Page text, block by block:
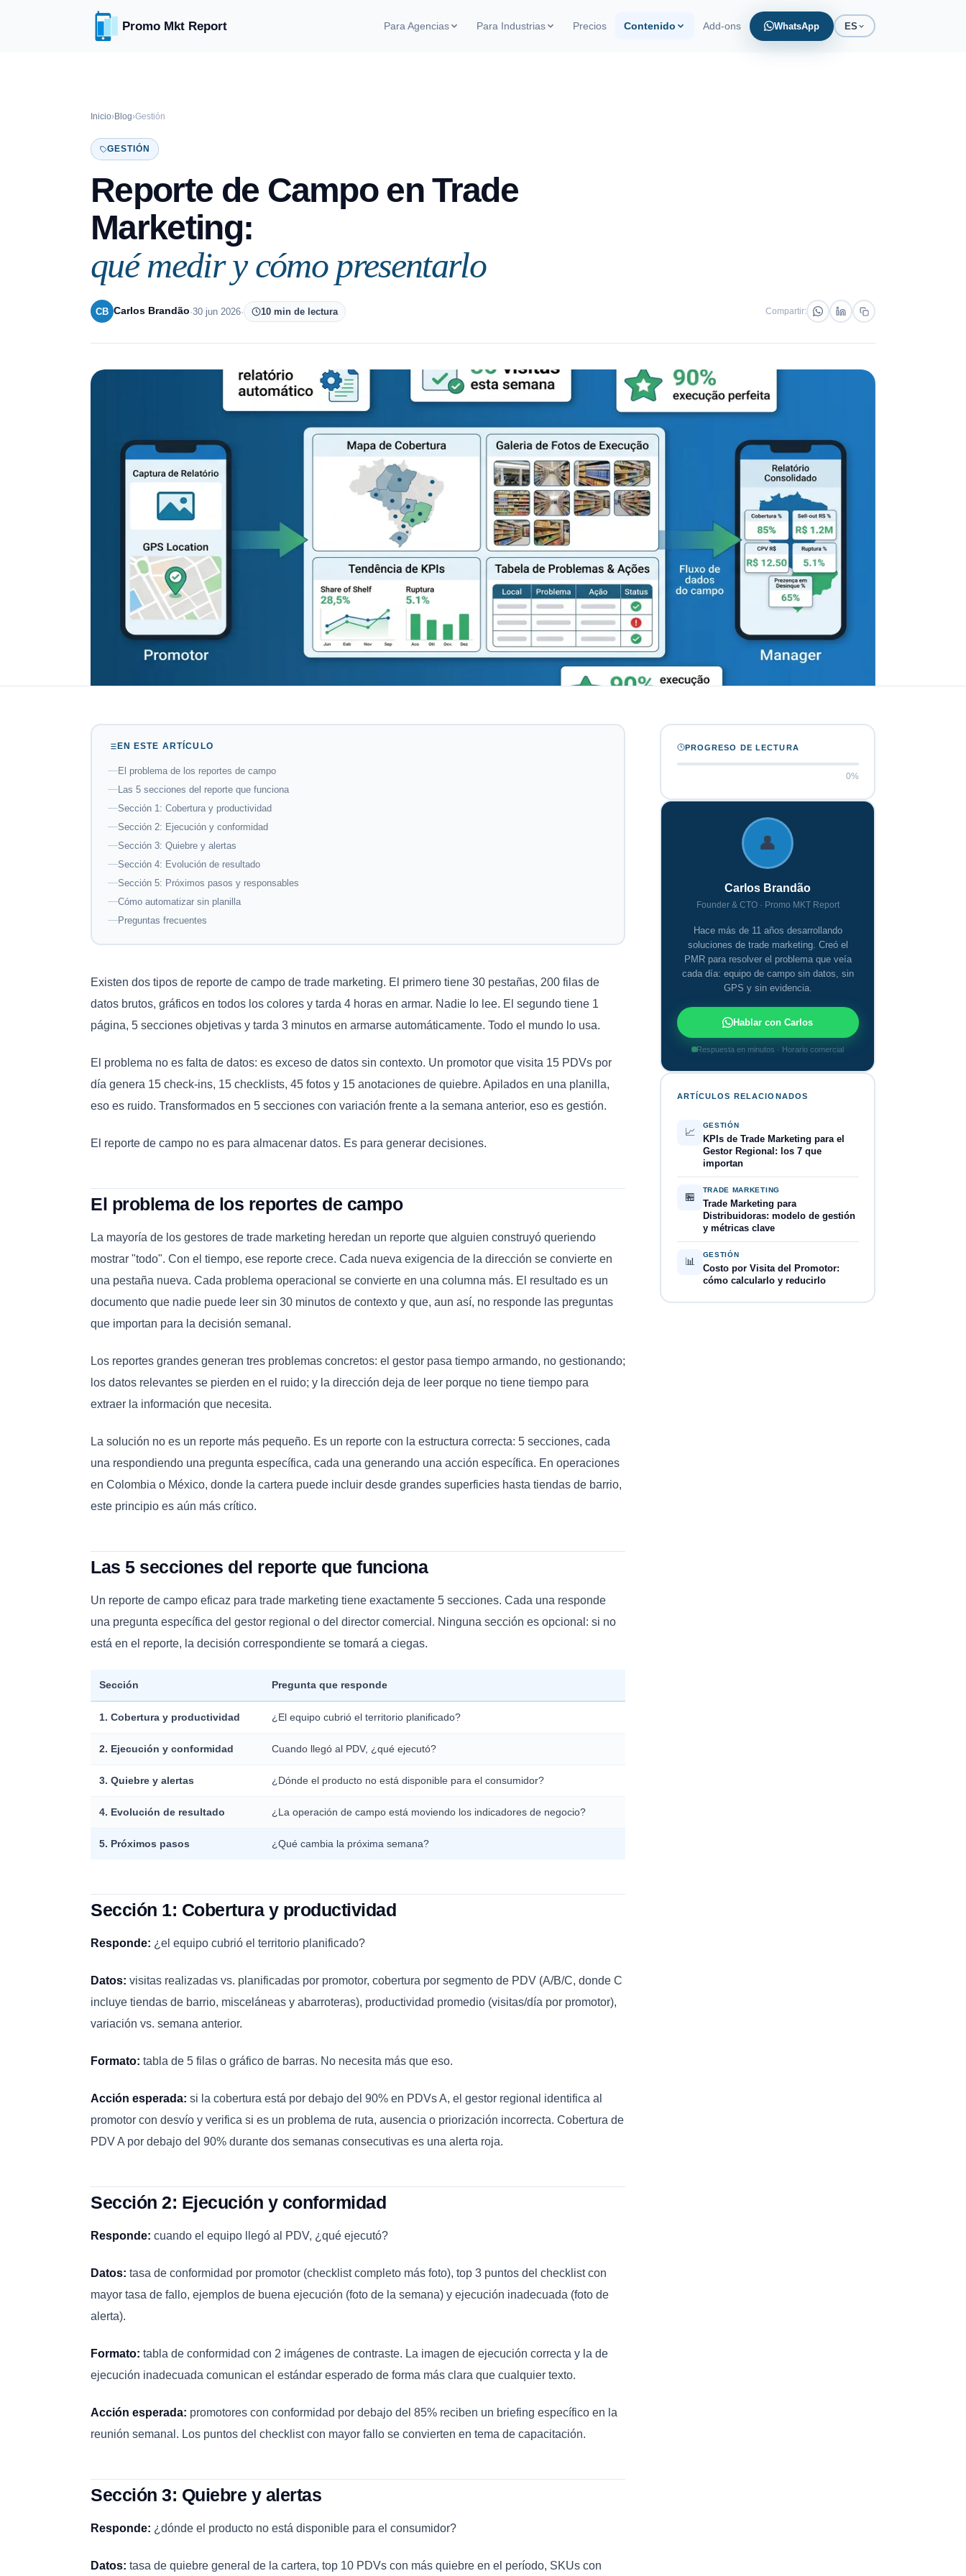
Promo Mkt Report Para Agencias
Resultados reales de operaciones
Para Industrias
Precio de competidor y quiebre en
tiempo real
Precios Contenido Add-ons WhatsApp ES
Inicio›Blog›Gestión
GESTIÓN
Reporte de Campo en Trade
Marketing:
qué medir y cómo presentarlo
CB Carlos Brandão·30 jun 2026· 10 min de lectura Compartir:
EN ESTE ARTÍCULO
El problema de los reportes de campo
Las 5 secciones del reporte que funciona
Sección 1: Cobertura y productividad
Sección 2: Ejecución y conformidad
Sección 3: Quiebre y alertas
Sección 4: Evolución de resultado
Sección 5: Próximos pasos y responsables
Cómo automatizar sin planilla
Preguntas frecuentes
Existen dos tipos de reporte de campo de trade marketing. El primero tiene 30 pestañas, 200 filas de
datos brutos, gráficos en todos los colores y tarda 4 horas en armar. Nadie lo lee. El segundo tiene 1
página, 5 secciones objetivas y tarda 3 minutos en armarse automáticamente. Todo el mundo lo usa.
El problema no es falta de datos: es exceso de datos sin contexto. Un promotor que visita 15 PDVs por
día genera 15 check-ins, 15 checklists, 45 fotos y 15 anotaciones de quiebre. Apilados en una planilla,
eso es ruido. Transformados en 5 secciones con variación frente a la semana anterior, eso es gestión.
El reporte de campo no es para almacenar datos. Es para generar decisiones.
El problema de los reportes de campo
La mayoría de los gestores de trade marketing heredan un reporte que alguien construyó queriendo
mostrar "todo". Con el tiempo, ese reporte crece. Cada nueva exigencia de la dirección se convierte en
una pestaña nueva. Cada problema operacional se convierte en una columna más. El resultado es un
documento que nadie puede leer sin 30 minutos de contexto y que, aun así, no responde las preguntas
que importan para la decisión semanal.
Los reportes grandes generan tres problemas concretos: el gestor pasa tiempo armando, no gestionando;
los datos relevantes se pierden en el ruido; y la dirección deja de leer porque no tiene tiempo para
extraer la información que necesita.
La solución no es un reporte más pequeño. Es un reporte con la estructura correcta: 5 secciones, cada
una respondiendo una pregunta específica, cada una generando una acción específica. En operaciones
en Colombia o México, donde la cartera puede incluir desde grandes superficies hasta tiendas de barrio,
este principio es aún más crítico.
Las 5 secciones del reporte que funciona
Un reporte de campo eficaz para trade marketing tiene exactamente 5 secciones. Cada una responde
una pregunta específica del gestor regional o del director comercial. Ninguna sección es opcional: si no
está en el reporte, la decisión correspondiente se tomará a ciegas.
Sección Pregunta que responde
1. Cobertura y productividad ¿El equipo cubrió el territorio planificado?
2. Ejecución y conformidad Cuando llegó al PDV, ¿qué ejecutó?
3. Quiebre y alertas ¿Dónde el producto no está disponible para el consumidor?
4. Evolución de resultado ¿La operación de campo está moviendo los indicadores de negocio?
5. Próximos pasos ¿Qué cambia la próxima semana?
Sección 1: Cobertura y productividad
Responde: ¿el equipo cubrió el territorio planificado?
Datos: visitas realizadas vs. planificadas por promotor, cobertura por segmento de PDV (A/B/C, donde C
incluye tiendas de barrio, misceláneas y abarroteras), productividad promedio (visitas/día por promotor),
variación vs. semana anterior.
Formato: tabla de 5 filas o gráfico de barras. No necesita más que eso.
Acción esperada: si la cobertura está por debajo del 90% en PDVs A, el gestor regional identifica al
promotor con desvío y verifica si es un problema de ruta, ausencia o priorización incorrecta. Cobertura de
PDV A por debajo del 90% durante dos semanas consecutivas es una alerta roja.
Sección 2: Ejecución y conformidad
Responde: cuando el equipo llegó al PDV, ¿qué ejecutó?
Datos: tasa de conformidad por promotor (checklist completo más foto), top 3 puntos del checklist con
mayor tasa de fallo, ejemplos de buena ejecución (foto de la semana) y ejecución inadecuada (foto de
alerta).
Formato: tabla de conformidad con 2 imágenes de contraste. La imagen de ejecución correcta y la de
ejecución inadecuada comunican el estándar esperado de forma más clara que cualquier texto.
Acción esperada: promotores con conformidad por debajo del 85% reciben un briefing específico en la
reunión semanal. Los puntos del checklist con mayor fallo se convierten en tema de capacitación.
Sección 3: Quiebre y alertas
Responde: ¿dónde el producto no está disponible para el consumidor?
Datos: tasa de quiebre general de la cartera, top 10 PDVs con más quiebre en el período, SKUs con
PROGRESO DE LECTURA
0%
👤
Carlos Brandão
Founder & CTO · Promo MKT Report
Hace más de 11 años desarrollando
soluciones de trade marketing. Creó el
PMR para resolver el problema que veía
cada día: equipo de campo sin datos, sin
GPS y sin evidencia.
Hablar con Carlos
Respuesta en minutos · Horario comercial
ARTÍCULOS RELACIONADOS
📈
GESTIÓN
KPIs de Trade Marketing para el
Gestor Regional: los 7 que
importan
🏪
TRADE MARKETING
Trade Marketing para
Distribuidoras: modelo de gestión
y métricas clave
📊
GESTIÓN
Costo por Visita del Promotor:
cómo calcularlo y reducirlo